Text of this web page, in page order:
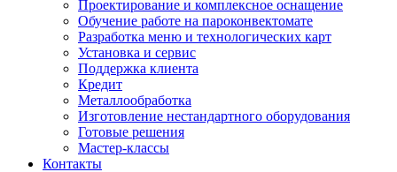
Проектирование и комплексное оснащение
Обучение работе на пароконвектомате
Разработка меню и технологических карт
Установка и сервис
Поддержка клиента
Кредит
Металлообработка
Изготовление нестандартного оборудования
Готовые решения
Мастер-классы
Контакты